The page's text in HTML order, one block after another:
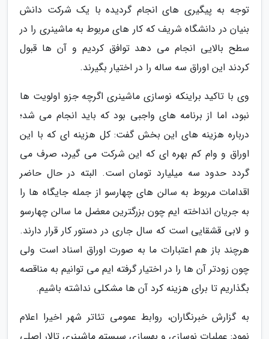
توجه به پیگیری های انجام گردیده با یک شرکت دانش
بنیان در دانشگاه شریف که کار های مربوط به ماشینری را در
سطح بالایی انجام می دهد توافق کردیم و آن ها قبول
کردند این اوراق سه ساله را در اختیار بگیرند.
وی با تاکید براینکه نوسازی ماشینری اگرچه جزو اولویت ها
نبود، اما از برنامه های واجبی بود که باید انجام می شد؛
درباره هزینه های این بخش گفت: کل هزینه ای که با این
اوراق و وام کم بهره ای که این شرکت می گیرد، صرف می
گردد حدود سه میلیارد تومان است. البته در حال حاضر
اقدامات مربوط به سالن های چهارسو از جمله جایگاه ها را
به جریان انداخته ایم چون بزرگترین معضل ما سالن چهارسو
و لابی قشقایی است که سال جاری در دستور کار قرار دارند.
هرچند باز هم اعتبارات ما به صورت اوراق اسناد است ولی
چون زودتر آن ها را در اختیار گرفته ایم می توانیم به مناقصه
بگذاریم تا برای هزینه کرد آن ها مشکلی نداشته باشیم.
به گزارش خبرنگاران، روابط عمومی تئاتر شهر اخیرا اعلام